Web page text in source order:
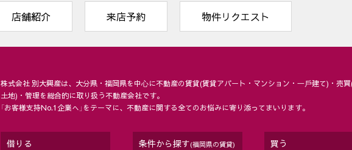
店舗紹介 来店予約 物件リクエスト
株式会社 別大興産は、大分県・福岡県を中⼼に不動産の賃貸(賃貸アパート・マンション・⼀⼾建て)・売
土地)・管理を総合的に取り扱う不動産会社です。
「お客様支持No.1企業へ」をテーマに、不動産に関する全てのお悩みに寄り添ってまいります。
借りる 条件から探す(福岡県の賃貸) 買う